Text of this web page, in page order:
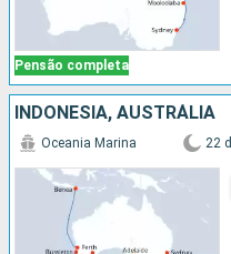
Pensão completa
INDONESIA, AUSTRÁLIA
Oceania Marina 22 d